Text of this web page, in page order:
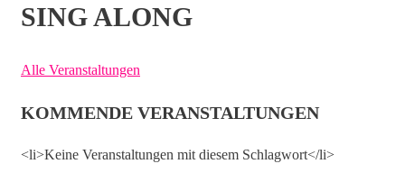
SING ALONG
Alle Veranstaltungen
KOMMENDE VERANSTALTUNGEN
<li>Keine Veranstaltungen mit diesem Schlagwort</li>